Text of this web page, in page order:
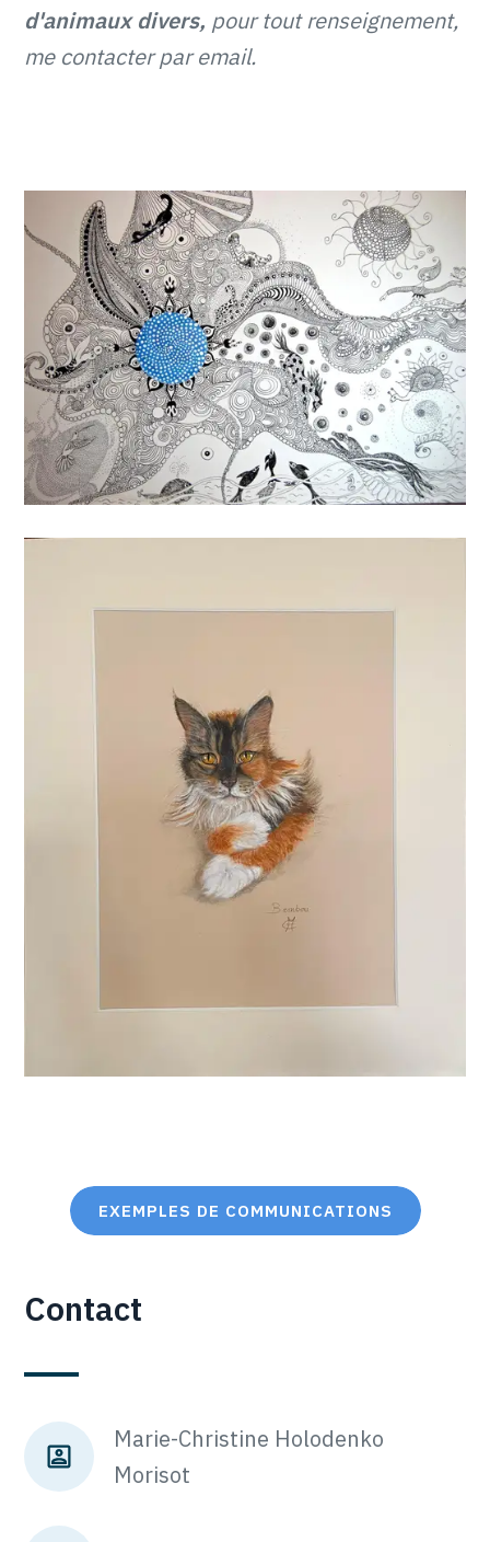
d'animaux divers, pour tout renseignement,
me contacter par email.
EXEMPLES DE COMMUNICATIONS
Contact
Marie-Christine Holodenko
Morisot